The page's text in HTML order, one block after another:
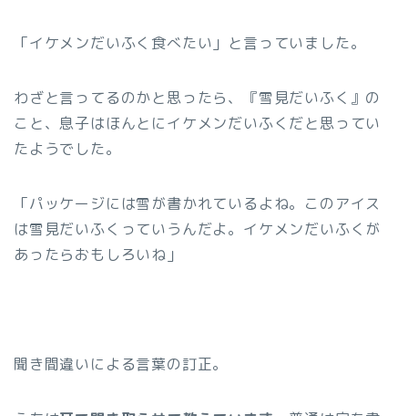
「イケメンだいふく食べたい」と言っていました。
わざと言ってるのかと思ったら、『雪見だいふく』の
こと、息子はほんとにイケメンだいふくだと思ってい
たようでした。
「パッケージには雪が書かれているよね。このアイス
は雪見だいふくっていうんだよ。イケメンだいふくが
あったらおもしろいね」
聞き間違いによる言葉の訂正。